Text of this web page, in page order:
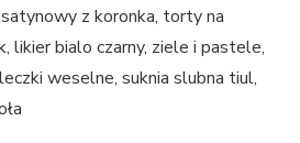
z koronka, torty na
likier bialo czarny, ziele i pastele,
weselne, suknia slubna tiul,